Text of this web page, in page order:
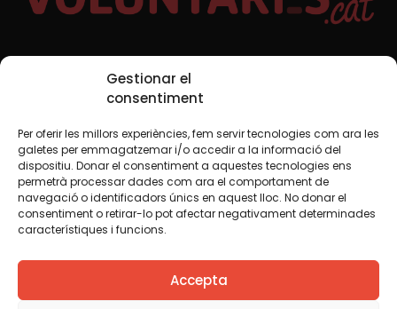
Gestionar el
consentiment
Per oferir les millors experiències, fem servir tecnologies com ara les
galetes per emmagatzemar i/o accedir a la informació del
dispositiu. Donar el consentiment a aquestes tecnologies ens
permetrà processar dades com ara el comportament de
navegació o identificadors únics en aquest lloc. No donar el
consentiment o retirar-lo pot afectar negativament determinades
característiques i funcions.
Accepta
Xarxes Socials
TWT YTB IG FB IN
Avís legalPolítica de cookies
Creiem que el coneixement s’ha de compartir. Per això
fem servir una llicència Creative Commons, llevat que en
algun material indiquem el contrari. Us animem a copiar,